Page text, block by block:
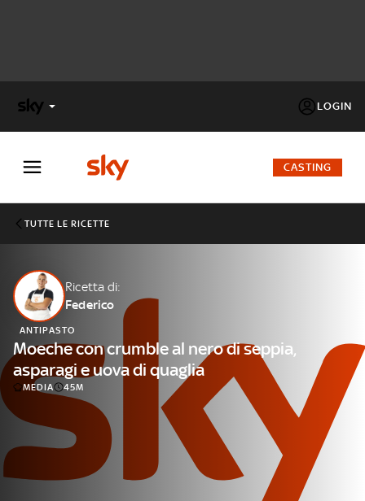
LOGIN
FACTOR
Cos’altro vedere:
PROGRAMMI SKY
Un mondo di offerte:
SKY.IT
NOW
CASTING
TUTTE LE RICETTE
Ricetta di:
Federico
ANTIPASTO
Moeche con crumble al nero di seppia,
asparagi e uova di quaglia
MEDIA 45M